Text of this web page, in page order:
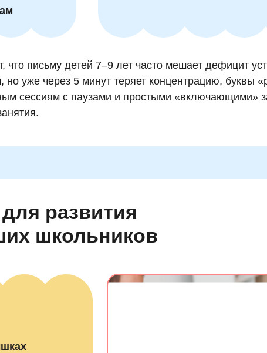
что письму детей 7–9 лет часто мешает дефицит
уже через 5 минут теряет концентрацию, буквы
сессиям с паузами и простыми «включающими»
развития
школьников